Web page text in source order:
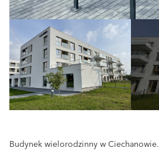
Budynek wielorodzinny w Ciechanowie.